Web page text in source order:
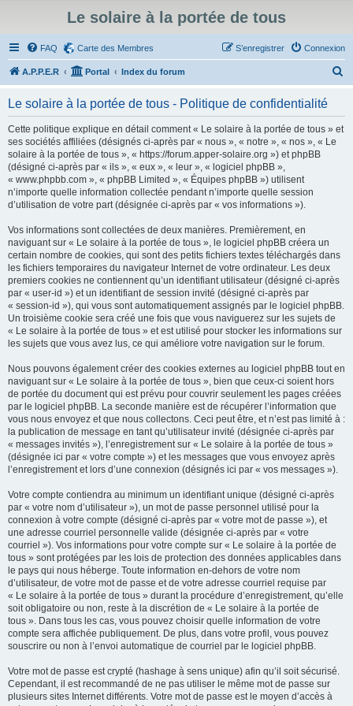
Le solaire à la portée de tous
FAQ Carte des Membres Connexion
S’enregistrer
A.P.P.E.R Portal Index du forum
Le solaire à la portée de tous - Politique de confidentialité
Cette politique explique en détail comment « Le solaire à la portée de tous » et
ses sociétés affiliées (désignés ci-après par « nous », « notre », « nos », « Le
solaire à la portée de tous », « https://forum.apper-solaire.org ») et phpBB
(désigné ci-après par « ils », « eux », « leur », « logiciel phpBB »,
« www.phpbb.com », « phpBB Limited », « Équipes phpBB ») utilisent
n’importe quelle information collectée pendant n’importe quelle session
d’utilisation de votre part (désignée ci-après par « vos informations »).
Vos informations sont collectées de deux manières. Premièrement, en
naviguant sur « Le solaire à la portée de tous », le logiciel phpBB créera un
certain nombre de cookies, qui sont des petits fichiers textes téléchargés dans
les fichiers temporaires du navigateur Internet de votre ordinateur. Les deux
premiers cookies ne contiennent qu’un identifiant utilisateur (désigné ci-après
par « user-id ») et un identifiant de session invité (désigné ci-après par
« session-id »), qui vous sont automatiquement assignés par le logiciel phpBB.
Un troisième cookie sera créé une fois que vous naviguerez sur les sujets de
« Le solaire à la portée de tous » et est utilisé pour stocker les informations sur
les sujets que vous avez lus, ce qui améliore votre navigation sur le forum.
Nous pouvons également créer des cookies externes au logiciel phpBB tout en
naviguant sur « Le solaire à la portée de tous », bien que ceux-ci soient hors
de portée du document qui est prévu pour couvrir seulement les pages créées
par le logiciel phpBB. La seconde manière est de récupérer l’information que
vous nous envoyez et que nous collectons. Ceci peut être, et n’est pas limité à :
la publication de message en tant qu’utilisateur invité (désignée ci-après par
« messages invités »), l’enregistrement sur « Le solaire à la portée de tous »
(désignée ici par « votre compte ») et les messages que vous envoyez après
l’enregistrement et lors d’une connexion (désignés ici par « vos messages »).
Votre compte contiendra au minimum un identifiant unique (désigné ci-après
par « votre nom d’utilisateur »), un mot de passe personnel utilisé pour la
connexion à votre compte (désigné ci-après par « votre mot de passe »), et
une adresse courriel personnelle valide (désignée ci-après par « votre
courriel »). Vos informations pour votre compte sur « Le solaire à la portée de
tous » sont protégées par les lois de protection des données applicables dans
le pays qui nous héberge. Toute information en-dehors de votre nom
d’utilisateur, de votre mot de passe et de votre adresse courriel requise par
« Le solaire à la portée de tous » durant la procédure d’enregistrement, qu’elle
soit obligatoire ou non, reste à la discrétion de « Le solaire à la portée de
tous ». Dans tous les cas, vous pouvez choisir quelle information de votre
compte sera affichée publiquement. De plus, dans votre profil, vous pouvez
souscrire ou non à l’envoi automatique de courriel par le logiciel phpBB.
Votre mot de passe est crypté (hashage à sens unique) afin qu’il soit sécurisé.
Cependant, il est recommandé de ne pas utiliser le même mot de passe sur
plusieurs sites Internet différents. Votre mot de passe est le moyen d’accès à